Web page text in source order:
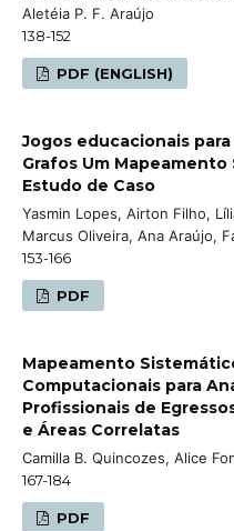
Aletéia P. F. Araújo
138-152
PDF (ENGLISH)
Jogos educacionais
Grafos Um
Estudo de Caso
Yasmin Lopes, Airton Filho,
Marcus Oliveira, Ana Araújo,
153-166
PDF
Mapeamento
Computacionais para
Profissionais de
e Áreas Correlatas
Camilla B. Quincozes, Alice
167-184
PDF